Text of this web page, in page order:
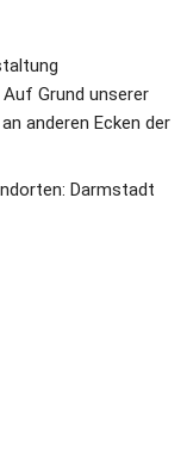
Grund unserer
anderen Ecken der
Darmstadt